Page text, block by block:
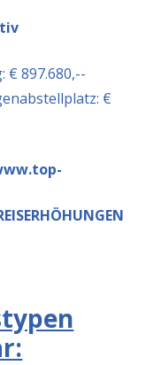
€ 897.680,--
€